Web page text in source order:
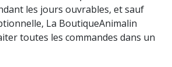
les jours ouvrables, et sauf
La BoutiqueAnimalin
toutes les commandes dans un